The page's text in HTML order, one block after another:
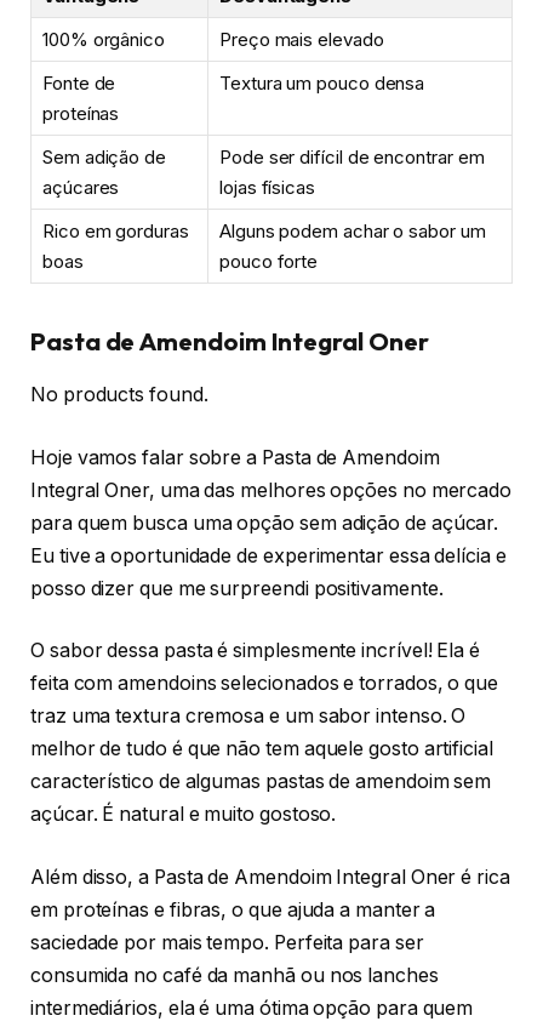
100% orgânico
Preço mais elevado
Fonte de
proteínas
Textura um pouco densa
Sem adição de
açúcares
Pode ser difícil de encontrar em
lojas físicas
Rico em gorduras
boas
Alguns podem achar o sabor um
pouco forte
Pasta de Amendoim Integral Oner
No products found.
Hoje vamos falar sobre a Pasta de Amendoim
Integral Oner, uma das melhores opções no mercado
para quem busca uma opção sem adição de açúcar.
Eu tive a oportunidade de experimentar essa delícia e
posso dizer que me surpreendi positivamente.
O sabor dessa pasta é simplesmente incrível! Ela é
feita com amendoins selecionados e torrados, o que
traz uma textura cremosa e um sabor intenso. O
melhor de tudo é que não tem aquele gosto artificial
característico de algumas pastas de amendoim sem
açúcar. É natural e muito gostoso.
Além disso, a Pasta de Amendoim Integral Oner é rica
em proteínas e fibras, o que ajuda a manter a
saciedade por mais tempo. Perfeita para ser
consumida no café da manhã ou nos lanches
intermediários, ela é uma ótima opção para quem